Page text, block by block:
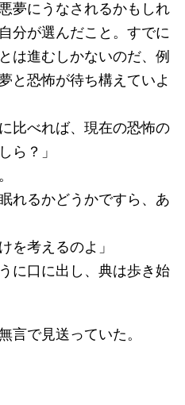
夢にうなされるかもしれ
分が選んだこと。すでに
は進むしかないのだ、例
と恐怖が待ち構えていよ
比べれば、現在の恐怖の
ら？」
れるかどうかですら、あ
を考えるのよ」
に口に出し、典は歩き始
で見送っていた。